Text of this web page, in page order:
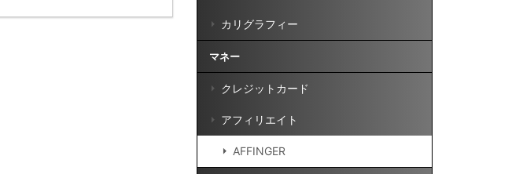
カリグラフィー
マネー
クレジットカード
アフィリエイト
AFFINGER